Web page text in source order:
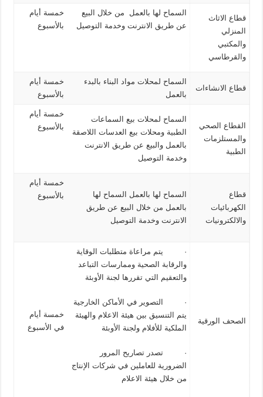
قطاع الاثاث
المنزلي
والمكتبي
والقرطاسي
السماح لها بالعمل من خلال البيع
عن طريق الانترنت وخدمة التوصيل
خمسة أيام
بالأسبوع
قطاع الانشاءات
السماح لمحلات مواد البناء بالبدء
بالعمل
خمسة أيام
بالأسبوع
القطاع الصحي
والمستلزمات
الطبية
السماح لمحلات بيع السماعات
الطبية ومحلات بيع العدسات اللاصقة
بالعمل والبيع عن طريق الانترنت
وخدمة التوصيل
خمسة أيام
بالأسبوع
قطاع
الكهربائيات
والالكترونيات
السماح لها بالعمل السماح لها
بالعمل من خلال البيع عن طريق
الانترنت وخدمة التوصيل
خمسة أيام
بالأسبوع
الصحف الورقية
· يتم مراعاة متطلبات الوقاية
والرقابة الصحية وممارسات التباعد
والتعقيم التي تقررها لجنة الأوبئة
· التصوير في الأماكن الخارجية
يتم التنسيق بين هيئة الاعلام والهيئة
الملكية للأفلام ولجنة الأوبئة
· تصدر تصاريح المرور
الضرورية للعاملين في شركات الإنتاج
من خلال هيئة الاعلام
خمسة أيام
في الأسبوع